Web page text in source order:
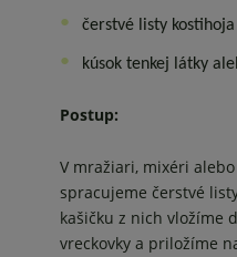
čerstvé listy kostihoja
kúsok tenkej látky
Postup:
V mražiari, mixéri
spracujeme čerstvé
kašičku z nich vložíme
vreckovky a priložíme